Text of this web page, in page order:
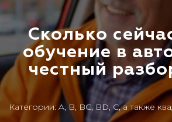
Сколько
обучение в
честный
Категории: A, B, BC, BD, C, а также